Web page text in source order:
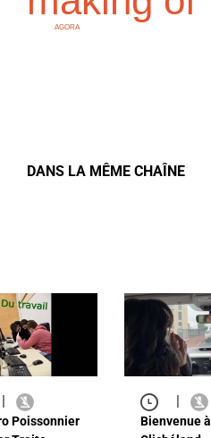
AGORA
DANS LA MÊME CHAÎNE
|
Poissonnier
|
Bienvenue à